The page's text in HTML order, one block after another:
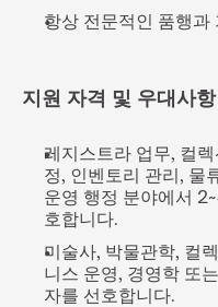
항상 전문적인 품행과
지원 자격 및 우대사항
레지스트라 업무, 컬
정, 인벤토리 관리, 물
운영 행정 분야에서
호합니다.
미술사, 박물관학, 컬
니스 운영, 경영학 또
자를 선호합니다.